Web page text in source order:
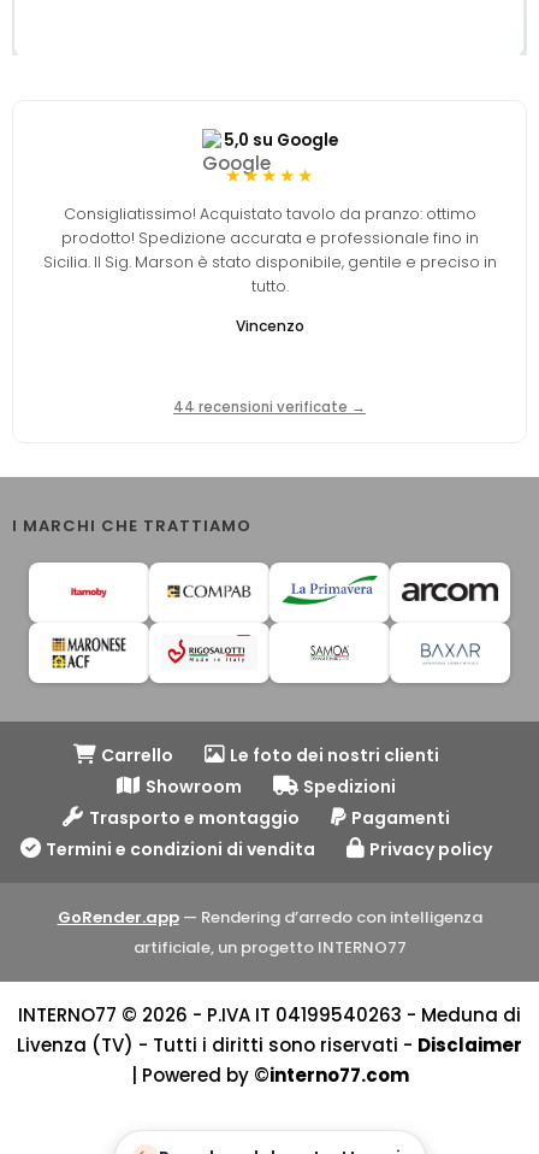
5,0 su Google
★★★★★
Consigliatissimo! Acquistato tavolo da pranzo: ottimo
prodotto! Spedizione accurata e professionale fino in
Sicilia. Il Sig. Marson è stato disponibile, gentile e preciso in
tutto.
Vincenzo
44 recensioni verificate →
I MARCHI CHE TRATTIAMO
Carrello
Le foto dei nostri clienti
Showroom
Spedizioni
Trasporto e montaggio
Pagamenti
Termini e condizioni di vendita
Privacy policy
GoRender.app— Rendering d’arredo con intelligenza
artificiale, un progetto INTERNO77
INTERNO77 © 2026 - P.IVA IT 04199540263 - Meduna di
Livenza (TV) - Tutti i diritti sono riservati - Disclaimer
| Powered by ©interno77.com